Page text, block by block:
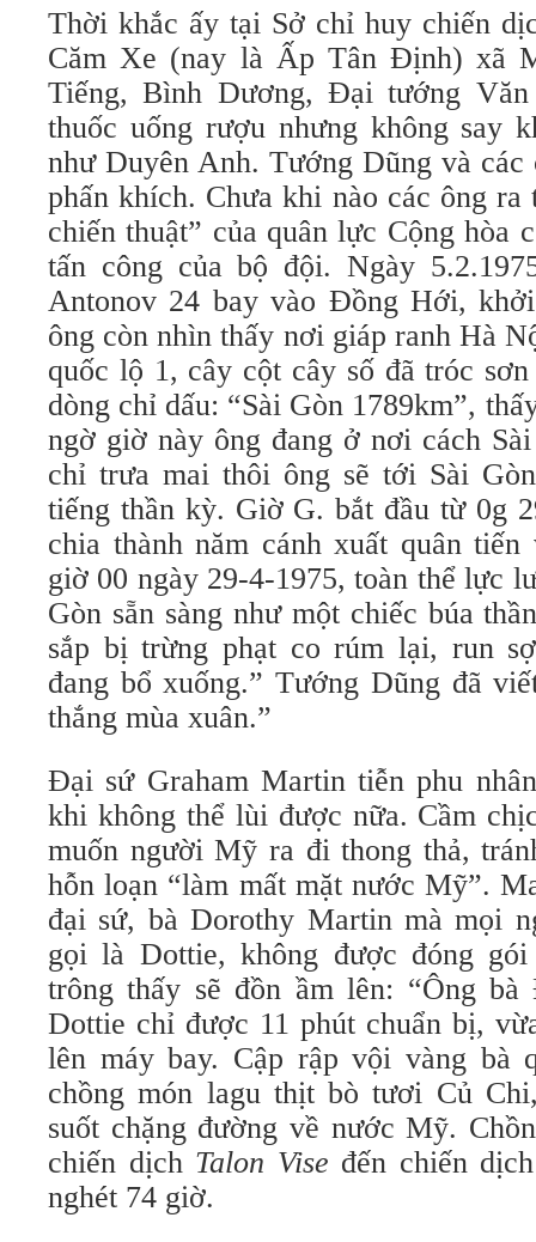
Thời khắc ấy tại Sở chỉ huy chiến
Căm Xe (nay là Ấp Tân Định) xã
Tiếng, Bình Dương, Đại tướng
thuốc uống rượu nhưng không say
như Duyên Anh. Tướng Dũng và các
phấn khích. Chưa khi nào các ông ra
chiến thuật” của quân lực Cộng hòa
tấn công của bộ đội. Ngày
Antonov 24 bay vào Đồng Hới,
ông còn nhìn thấy nơi giáp ranh Hà
quốc lộ 1, cây cột cây số đã tróc
dòng chỉ dấu: “Sài Gòn 1789km”,
ngờ giờ này ông đang ở nơi cách
chỉ trưa mai thôi ông sẽ tới Sài
tiếng thần kỳ. Giờ G. bắt đầu từ 0g
chia thành năm cánh xuất quân
giờ 00 ngày 29-4-1975, toàn thể lực
Gòn sẵn sàng như một chiếc búa
sắp bị trừng phạt co rúm lại, run
đang bổ xuống.” Tướng Dũng đã
thắng mùa xuân.”
Đại sứ Graham Martin tiễn phu
khi không thể lùi được nữa. Cầm
muốn người Mỹ ra đi thong thả,
hỗn loạn “làm mất mặt nước Mỹ”.
đại sứ, bà Dorothy Martin mà mọi
gọi là Dottie, không được đóng
trông thấy sẽ đồn ầm lên: “Ông
Dottie chỉ được 11 phút chuẩn bị,
lên máy bay. Cập rập vội vàng bà
chồng món lagu thịt bò tươi Củ
suốt chặng đường về nước Mỹ.
chiến dịch Talon Vise đến chiến
nghét 74 giờ.